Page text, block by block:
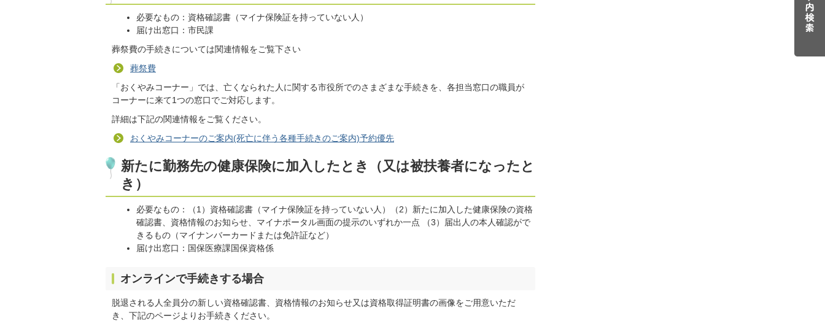
必要なもの：資格確認書（マイナ保険証を持っていない人）
届け出窓口：市民課
葬祭費の手続きについては関連情報をご覧下さい
葬祭費
「おくやみコーナー」では、亡くなられた人に関する市役所でのさまざまな手続きを、各担当窓口の職員が
コーナーに来て1つの窓口でご対応します。
詳細は下記の関連情報をご覧ください。
おくやみコーナーのご案内(死亡に伴う各種手続きのご案内)予約優先
新たに勤務先の健康保険に加入したとき（又は被扶養者になったと
き）
必要なもの：（1）資格確認書（マイナ保険証を持っていない人）（2）新たに加入した健康保険の資格
確認書、資格情報のお知らせ、マイナポータル画面の提示のいずれか一点 （3）届出人の本人確認がで
きるもの（マイナンバーカードまたは免許証など）
届け出窓口：国保医療課国保資格係
オンラインで手続きする場合
脱退される人全員分の新しい資格確認書、資格情報のお知らせ又は資格取得証明書の画像をご用意いただ
き、下記のページよりお手続きください。